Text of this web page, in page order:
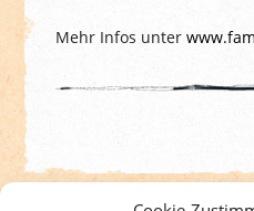
Mehr Infos unter